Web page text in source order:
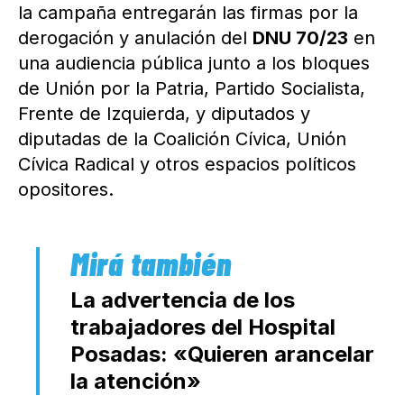
la campaña entregarán las firmas por la
derogación y anulación del DNU 70/23 en
una audiencia pública junto a los bloques
de Unión por la Patria, Partido Socialista,
Frente de Izquierda, y diputados y
diputadas de la Coalición Cívica, Unión
Cívica Radical y otros espacios políticos
opositores.
La advertencia de los
trabajadores del Hospital
Posadas: «Quieren arancelar
la atención»